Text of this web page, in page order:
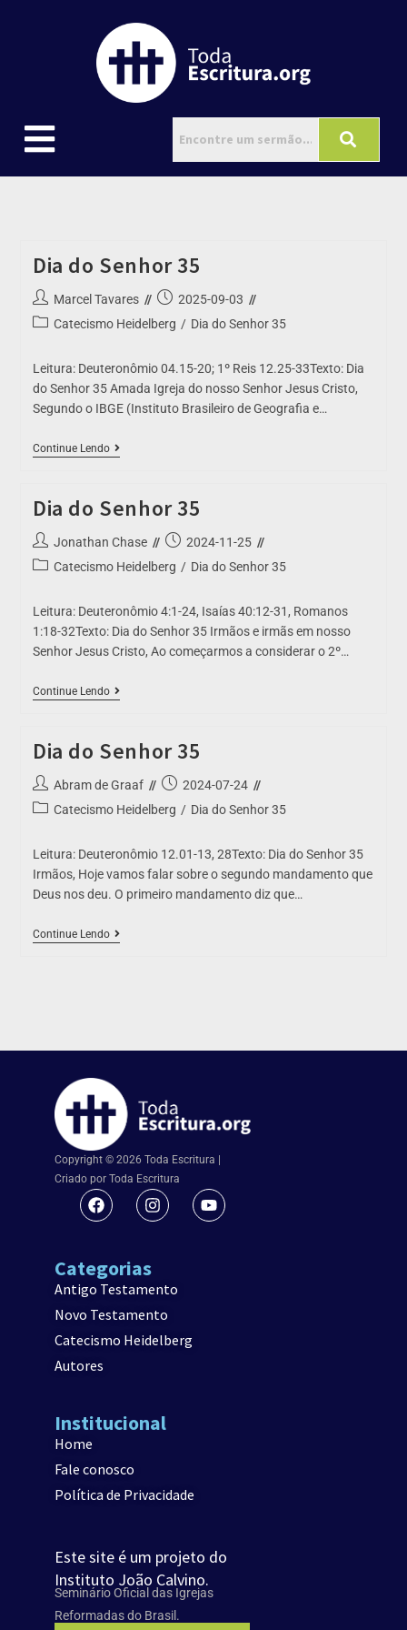
Dia do Senhor 35
Marcel Tavares
2025-09-03
Catecismo Heidelberg / Dia do Senhor 35
Leitura: Deuteronômio 04.15-20; 1º Reis 12.25-33Texto: Dia
do Senhor 35 Amada Igreja do nosso Senhor Jesus Cristo,
Segundo o IBGE (Instituto Brasileiro de Geografia e…
Continue Lendo
Dia do Senhor 35
Jonathan Chase
2024-11-25
Catecismo Heidelberg / Dia do Senhor 35
Leitura: Deuteronômio 4:1-24, Isaías 40:12-31, Romanos
1:18-32Texto: Dia do Senhor 35 Irmãos e irmãs em nosso
Senhor Jesus Cristo, Ao começarmos a considerar o 2º…
Continue Lendo
Dia do Senhor 35
Abram de Graaf
2024-07-24
Catecismo Heidelberg / Dia do Senhor 35
Leitura: Deuteronômio 12.01-13, 28Texto: Dia do Senhor 35
Irmãos, Hoje vamos falar sobre o segundo mandamento que
Deus nos deu. O primeiro mandamento diz que…
Continue Lendo
Copyright © 2026 Toda Escritura |
Criado por Toda Escritura
Categorias
Antigo Testamento
Novo Testamento
Catecismo Heidelberg
Autores
Institucional
Home
Fale conosco
Política de Privacidade
Este site é um projeto do
Instituto João Calvino.
Seminário Oficial das Igrejas
Reformadas do Brasil.